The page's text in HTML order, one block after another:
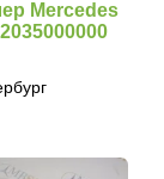
Mercedes